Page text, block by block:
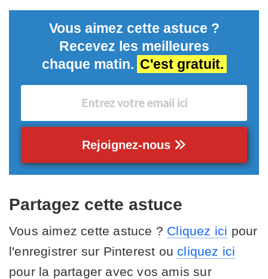
Vous aimez cette astuce ?
Recevez les meilleures
chaque matin. C'est gratuit.
Rejoignez-nous
Partagez cette astuce
Vous aimez cette astuce ? Cliquez ici pour
l'enregistrer sur Pinterest ou cliquez ici
pour la partager avec vos amis sur